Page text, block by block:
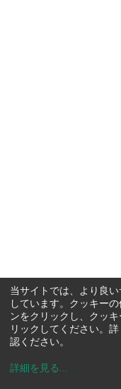
当サイトでは、より良
しています。クッキー
ンをクリックし、クッ
リックしてください。
認ください。
詳細を見る ...